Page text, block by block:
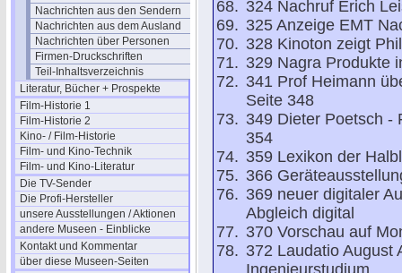
Nachrichten aus den Sendern
Nachrichten aus dem Ausland
Nachrichten über Personen
Firmen-Druckschriften
Teil-Inhaltsverzeichnis
Literatur, Bücher + Prospekte
Film-Historie 1
Film-Historie 2
Kino- / Film-Historie
Film- und Kino-Technik
Film- und Kino-Literatur
Die TV-Sender
Die Profi-Hersteller
unsere Ausstellungen / Aktionen
andere Museen - Einblicke
Kontakt und Kommentar
über diese Museen-Seiten
324 Nachruf Erich
325 Anzeige EMT
328 Kinoton zeigt
329 Nagra Produkte
341 Prof Heimann
Seite 348
349 Dieter Poetsch -
354
359 Lexikon der
366
369 neuer digitaler
Abgleich digital
370 Vorschau auf
372 Laudatio August
Ingenieurstudium